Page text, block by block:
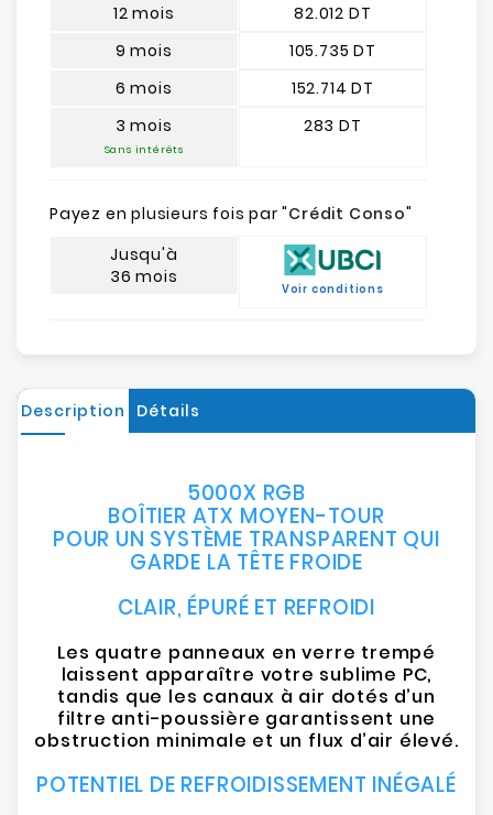
12 mois
9 mois
6 mois
3 mois
Sans intérêts
82.012 DT
105.735 DT
152.714 DT
283 DT
Payez en plusieurs fois par "Crédit Conso"
Jusqu'à
36 mois
Voir conditions
Description Détails
5000X RGB
BOÎTIER ATX MOYEN-TOUR
POUR UN SYSTÈME TRANSPARENT QUI
GARDE LA TÊTE FROIDE
CLAIR, ÉPURÉ ET REFROIDI
Les quatre panneaux en verre trempé
laissent apparaître votre sublime PC,
tandis que les canaux à air dotés d’un
filtre anti-poussière garantissent une
obstruction minimale et un flux d’air élevé.
POTENTIEL DE REFROIDISSEMENT INÉGALÉ